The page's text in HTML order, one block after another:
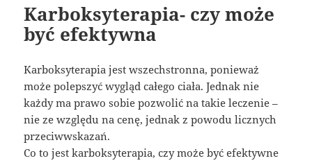
Karboksyterapia- czy może
być efektywna
Karboksyterapia jest wszechstronna, ponieważ
może polepszyć wygląd całego ciała. Jednak nie
każdy ma prawo sobie pozwolić na takie leczenie –
nie ze względu na cenę, jednak z powodu licznych
przeciwwskazań.
Co to jest karboksyterapia, czy może być efektywne